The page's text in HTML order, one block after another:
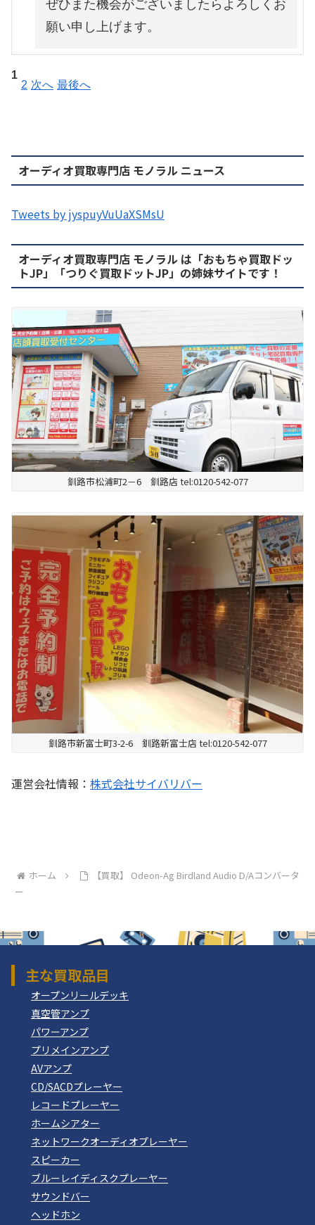
ぜひまた機会がございましたらよろしくお
願い申し上げます。
1
2 次へ 最後へ
オーディオ買取専門店 モノラル ニュース
Tweets by jyspuyVuUaXSMsU
オーディオ買取専門店 モノラル は「おもちゃ買取ドッ
トJP」「つりぐ買取ドットJP」の姉妹サイトです！
釧路市松浦町2－6 釧路店 tel:0120-542-077
釧路市新富士町3-2-6 釧路新富士店 tel:0120-542-077
運営会社情報： 株式会社サイバリバー
ホーム
【買取】 Odeon-Ag Birdland Audio D/Aコンバータ
ー
主な買取品目
オープンリールデッキ
真空管アンプ
パワーアンプ
プリメインアンプ
AVアンプ
CD/SACDプレーヤー
レコードプレーヤー
ホームシアター
ネットワークオーディオプレーヤー
スピーカー
ブルーレイディスクプレーヤー
サウンドバー
ヘッドホン